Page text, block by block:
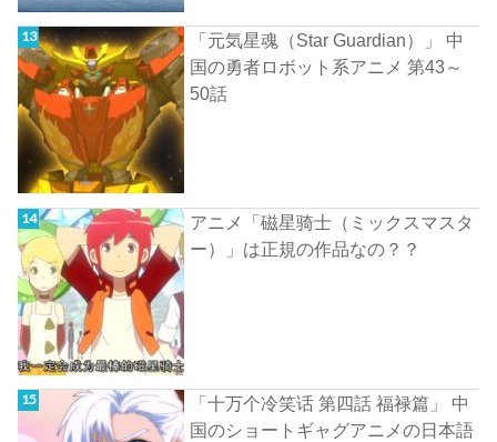
「元気星魂（Star Guardian）」 中
国の勇者ロボット系アニメ 第43～
50話
アニメ「磁星骑士（ミックスマスタ
ー）」は正規の作品なの？？
「十万个冷笑话 第四話 福禄篇」 中
国のショートギャグアニメの日本語